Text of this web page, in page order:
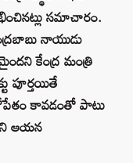
సమాచారం.
నాయుడు
కేంద్ర మంత్రి
పూర్తయితే
కావడంతో పాటు
ఆయన